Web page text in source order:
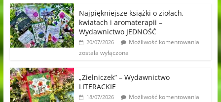
Najpiękniejsze książki o ziołach,
kwiatach i aromaterapii –
Wydawnictwo JEDNOŚĆ
20/07/2026
Możliwość komentowania
została wyłączona
„Zielniczek” – Wydawnictwo
LITERACKIE
18/07/2026
Możliwość komentowania